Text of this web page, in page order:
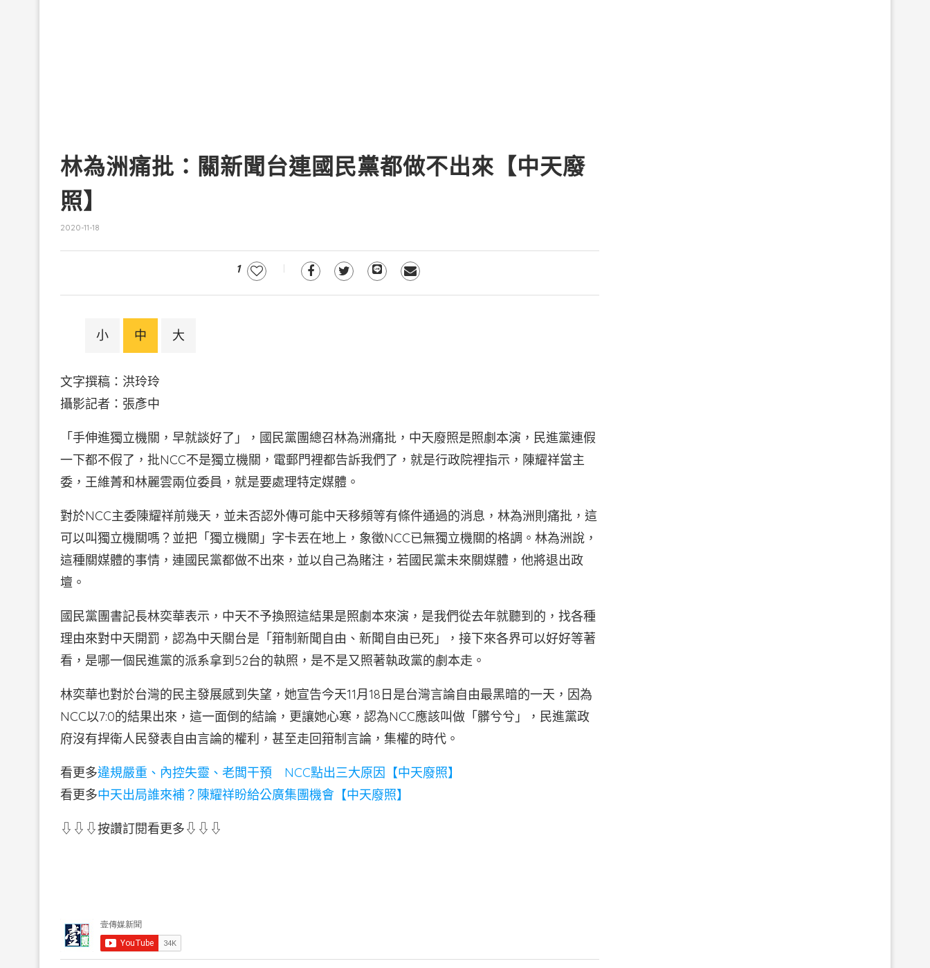
林為洲痛批：關新聞台連國民黨都做不出來【中天廢
照】
2020-11-18
1
小 中 大
文字撰稿：洪玲玲
攝影記者：張彥中
「手伸進獨立機關，早就談好了」，國民黨團總召林為洲痛批，中天廢照是照劇本演，民進黨連假
一下都不假了，批NCC不是獨立機關，電郵門裡都告訴我們了，就是行政院裡指示，陳耀祥當主
委，王維菁和林麗雲兩位委員，就是要處理特定媒體。
對於NCC主委陳耀祥前幾天，並未否認外傳可能中天移頻等有條件通過的消息，林為洲則痛批，這
可以叫獨立機關嗎？並把「獨立機關」字卡丟在地上，象徵NCC已無獨立機關的格調。林為洲說，
這種關媒體的事情，連國民黨都做不出來，並以自己為賭注，若國民黨未來關媒體，他將退出政
壇。
國民黨團書記長林奕華表示，中天不予換照這結果是照劇本來演，是我們從去年就聽到的，找各種
理由來對中天開罰，認為中天關台是「箝制新聞自由、新聞自由已死」，接下來各界可以好好等著
看，是哪一個民進黨的派系拿到52台的執照，是不是又照著執政黨的劇本走。
林奕華也對於台灣的民主發展感到失望，她宣告今天11月18日是台灣言論自由最黑暗的一天，因為
NCC以7:0的結果出來，這一面倒的結論，更讓她心寒，認為NCC應該叫做「髒兮兮」，民進黨政
府沒有捍衛人民發表自由言論的權利，甚至走回箝制言論，集權的時代。
看更多違規嚴重、內控失靈、老闆干預 NCC點出三大原因【中天廢照】
看更多中天出局誰來補？陳耀祥盼給公廣集團機會【中天廢照】
⇩⇩⇩按讚訂閱看更多⇩⇩⇩